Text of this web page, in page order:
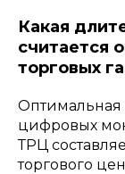
Какая
считается
торговых
Оптимальная
цифровых
ТРЦ
торгового